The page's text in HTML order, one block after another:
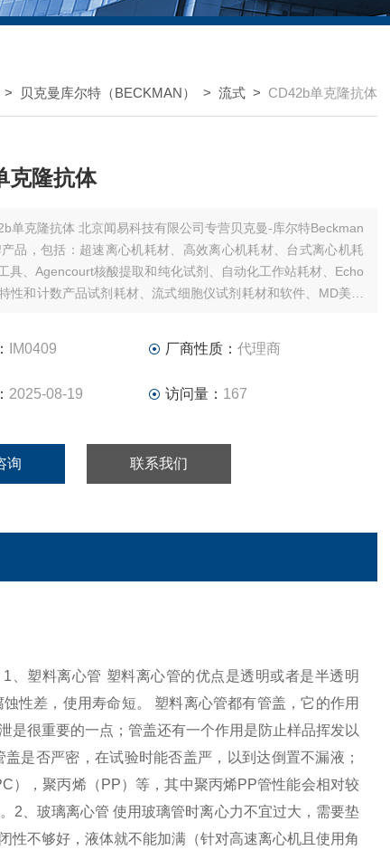
> 贝克曼库尔特（BECKMAN） > 流式 > CD42b单克隆抗体
克隆抗体
京闻易科技有限公司专营贝克曼-库尔特Beckman
品，包括：超速离心机耗材、高效离心机耗材、台式离心机耗
具、Agencourt核酸提取和纯化试剂、自动化工作站耗材、Echo
性和计数产品试剂耗材、流式细胞仪试剂耗材和软件、MD美谷
IM0409 厂商性质： 代理商
2025-08-19 访问量： 167
询 联系我们
、塑料离心管 塑料离心管的优点是透明或者是半透明
性差，使用寿命短。 塑料离心管都有管盖，它的作用
是很重要的一点；管盖还有一个作用是防止样品挥发以
是否严密，在试验时能否盖严，以到达倒置不漏液；
），聚丙烯（PP）等，其中聚丙烯PP管性能会相对较
2、玻璃离心管 使用玻璃管时离心力不宜过大，需要垫
性不够好，液体就不能加满（针对高速离心机且使用角